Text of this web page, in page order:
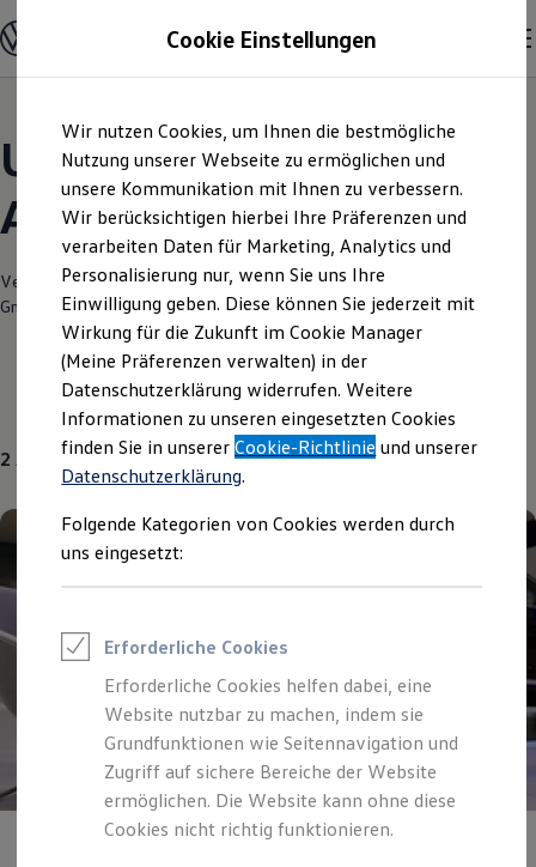
Hauptinhalt
springen
Footer
springen
Modelle und Konfigurator
Konfigurator
Modelle vergleichen
Elektroautos
ENERGY Sondermodelle
Nutzfahrzeuge
SUV und CUV
Familienautos
Kombis
Kompaktwagen
Sportwagen
Schnell verfügbare Fahrzeuge
Angebote und Produkte
Aktuelle Angebote
E-Auto-Förderung
Volkswagen Marktplatz
Die ENERGY Sondermodelle
Junge Gebrauchtwagen und Gebrauchtwagen
Volkswagen Zertifizierte Gebrauchtwagen
Elektromobilität bei Gebrauchtwagen
Saisonangebote
Reifenpakete
Leasing
Leasing-Angebote
Elektroauto Leasing
Kleinwagen-Leasing
Leasing ohne Anzahlung
Finanzierung
Autokredit mit Schlussrate
Versicherungen und Garantien
Kfz-Versicherung
Restschuldversicherungen
Garantien
Unsere aktuellen
Angebote und mehr
Verantwortlich für die Inhalte auf dieser Seite ist die Autohaus Jarski
GmbH
Impressum & Rechtliches)
Gebrauchtwagen
2 Angebote
Stellenangebote
Cookie Einstellungen
Wir nutzen Cookies, um Ihnen die bestmögliche
Nutzung unserer Webseite zu ermöglichen und
unsere Kommunikation mit Ihnen zu verbessern.
Wir berücksichtigen hierbei Ihre Präferenzen und
verarbeiten Daten für Marketing, Analytics und
Personalisierung nur, wenn Sie uns Ihre
Einwilligung geben. Diese können Sie jederzeit mit
Wirkung für die Zukunft im Cookie Manager
(Meine Präferenzen verwalten) in der
Datenschutzerklärung widerrufen. Weitere
Informationen zu unseren eingesetzten Cookies
finden Sie in unsererCookie-Richtlinie und unserer
Datenschutzerklärung.
Folgende Kategorien von Cookies werden durch
uns eingesetzt:
Erforderliche Cookies
Erforderliche Cookies helfen dabei, eine
Website nutzbar zu machen, indem sie
Grundfunktionen wie Seitennavigation und
Zugriff auf sichere Bereiche der Website
ermöglichen. Die Website kann ohne diese
Cookies nicht richtig funktionieren.